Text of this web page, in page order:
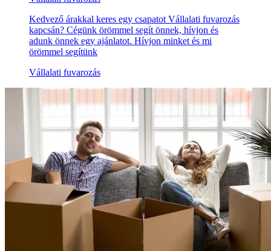
Kedvező árakkal keres egy csapatot Vállalati fuvarozás
kapcsán? Cégünk örömmel segít önnek, hívjon és
adunk önnek egy ajánlatot. Hívjon minket és mi
örömmel segítünk
Vállalati fuvarozás